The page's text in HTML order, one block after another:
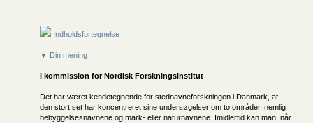
Indholdsfortegnelse
▼ Din mening
I kommission forNordisk Forskningsinstitut
Det har været kendetegnende for stednavneforskningen i Danmark, at
den stort set har koncentreret sine undersøgelser om to områder, nemlig
bebyggelsesnavnene og mark- eller naturnavnene. Imidlertid kan man, når